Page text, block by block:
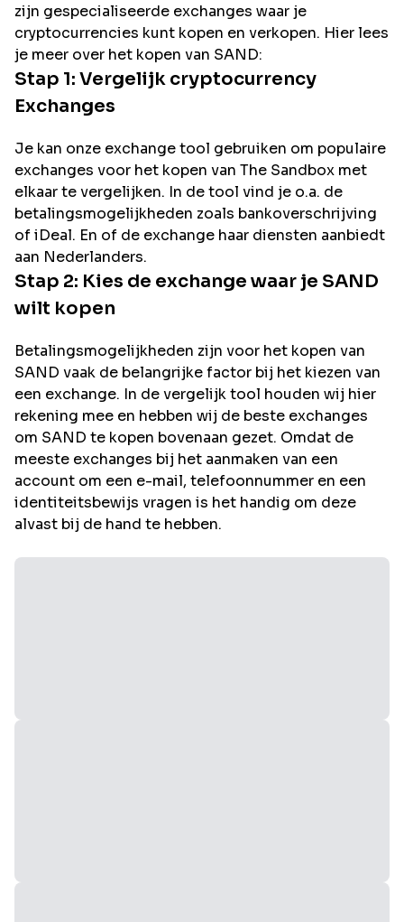
zijn gespecialiseerde exchanges waar je
cryptocurrencies kunt kopen en verkopen. Hier lees
je meer over het kopen van SAND:
Stap 1: Vergelijk cryptocurrency
Exchanges
Je kan onze exchange tool gebruiken om populaire
exchanges voor het kopen van The Sandbox met
elkaar te vergelijken. In de tool vind je o.a. de
betalingsmogelijkheden zoals bankoverschrijving
of iDeal. En of de exchange haar diensten aanbiedt
aan Nederlanders.
Stap 2: Kies de exchange waar je SAND
wilt kopen
Betalingsmogelijkheden zijn voor het kopen van
SAND vaak de belangrijke factor bij het kiezen van
een exchange. In de vergelijk tool houden wij hier
rekening mee en hebben wij de beste exchanges
om SAND te kopen bovenaan gezet. Omdat de
meeste exchanges bij het aanmaken van een
account om een e-mail, telefoonnummer en een
identiteitsbewijs vragen is het handig om deze
alvast bij de hand te hebben.